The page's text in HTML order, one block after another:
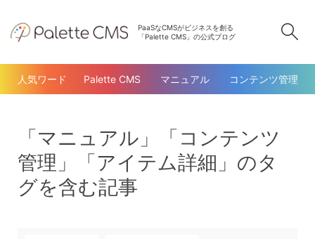
PaaSなCMSがビジネスを創る
「Palette CMS」の公式ブログ
人気ワード Palette CMS マニュアル コンテンツ管理
「マニュアル」「コンテンツ
管理」「アイテム詳細」のタ
グを含む記事